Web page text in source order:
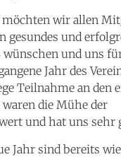
möchten wir allen
gesundes und
wünschen und uns
Jahr des
Teilnahme an den
die Mühe der
und hat uns sehr
Jahr sind bereits